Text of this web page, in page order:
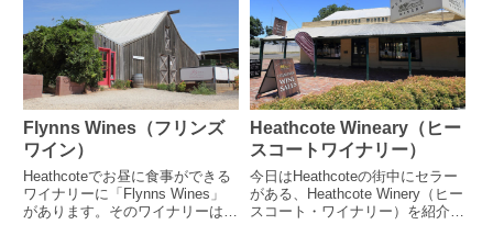
Flynns Wines（フリンズ
ワイン）
Heathcoteでお昼に食事ができる
ワイナリーに「Flynns Wines」
があります。そのワイナリーは
Heathcote Wineary（ヒー
スコートワイナリー）
今日はHeathcoteの街中にセラー
がある、Heathcote Winery（ヒー
スコート・ワイナリー）を紹介し